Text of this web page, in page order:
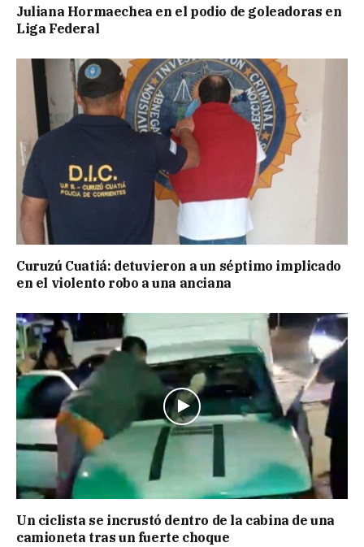
Juliana Hormaechea en el podio de goleadoras en
Liga Federal
Curuzú Cuatiá: detuvieron a un séptimo implicado
en el violento robo a una anciana
Un ciclista se incrustó dentro de la cabina de una
camioneta tras un fuerte choque